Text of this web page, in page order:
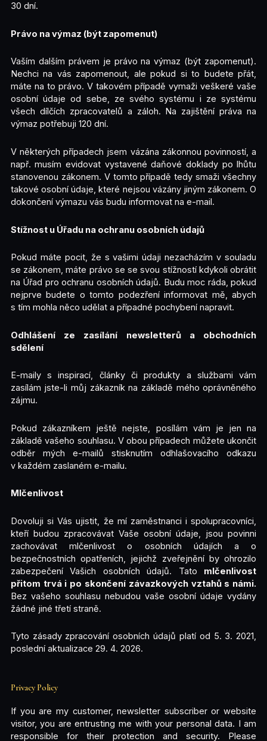
30 dní.
Právo na výmaz (být zapomenut)
Vaším dalším právem je právo na výmaz (být zapomenut).
Nechci na vás zapomenout, ale pokud si to budete přát,
máte na to právo. V takovém případě vymaži veškeré vaše
osobní údaje od sebe, ze svého systému i ze systému
všech dílčích zpracovatelů a záloh. Na zajištění práva na
výmaz potřebuji 120 dní.
V některých případech jsem vázána zákonnou povinností, a
např. musím evidovat vystavené daňové doklady po lhůtu
stanovenou zákonem. V tomto případě tedy smaži všechny
takové osobní údaje, které nejsou vázány jiným zákonem. O
dokončení výmazu vás budu informovat na e-mail.
Stížnost u Úřadu na ochranu osobních údajů
Pokud máte pocit, že s vašimi údaji nezacházím v souladu
se zákonem, máte právo se se svou stížností kdykoli obrátit
na Úřad pro ochranu osobních údajů. Budu moc ráda, pokud
nejprve budete o tomto podezření informovat mě, abych
s tím mohla něco udělat a případné pochybení napravit.
Odhlášení ze zasílání newsletterů a obchodních
sdělení
E-maily s inspirací, články či produkty a službami vám
zasílám jste-li můj zákazník na základě mého oprávněného
zájmu.
Pokud zákazníkem ještě nejste, posílám vám je jen na
základě vašeho souhlasu. V obou případech můžete ukončit
odběr mých e-mailů stisknutím odhlašovacího odkazu
v každém zaslaném e-mailu.
Mlčenlivost
Dovoluji si Vás ujistit, že mí zaměstnanci i spolupracovníci,
kteří budou zpracovávat Vaše osobní údaje, jsou povinni
zachovávat mlčenlivost o osobních údajích a o
bezpečnostních opatřeních, jejichž zveřejnění by ohrozilo
zabezpečení Vašich osobních údajů. Tato mlčenlivost
přitom trvá i po skončení závazkových vztahů s námi.
Bez vašeho souhlasu nebudou vaše osobní údaje vydány
žádné jiné třetí straně.
Tyto zásady zpracování osobních údajů platí od 5. 3. 2021,
poslední aktualizace 29. 4. 2026.
Privacy Policy
If you are my customer, newsletter subscriber or website
visitor, you are entrusting me with your personal data. I am
responsible for their protection and security. Please